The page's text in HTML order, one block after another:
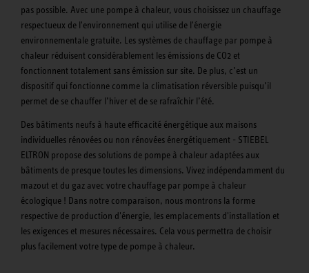
pas possible. Avec une pompe à chaleur, vous choisissez un chauffage
respectueux de l'environnement qui utilise de l'énergie
environnementale gratuite. Les systèmes de chauffage par pompe à
chaleur réduisent considérablement les émissions de CO2 et
fonctionnent totalement sans émission sur site. De plus, c’est un
dispositif qui fonctionne comme la climatisation réversible puisqu’il
permet de se chauffer l’hiver et de se rafraîchir l’été.
Des bâtiments neufs à haute efficacité énergétique aux maisons
individuelles rénovées ou non rénovées énergétiquement - STIEBEL
ELTRON propose des solutions de pompe à chaleur adaptées aux
bâtiments de presque toutes les dimensions. Vivez indépendamment du
mazout et du gaz avec votre chauffage par pompe à chaleur
écologique ! Dans notre comparaison, nous montrons la forme
respective de production d'énergie, les emplacements d'installation et
les exigences et mesures nécessaires. Cela vous permettra de choisir
plus facilement votre type de pompe à chaleur.